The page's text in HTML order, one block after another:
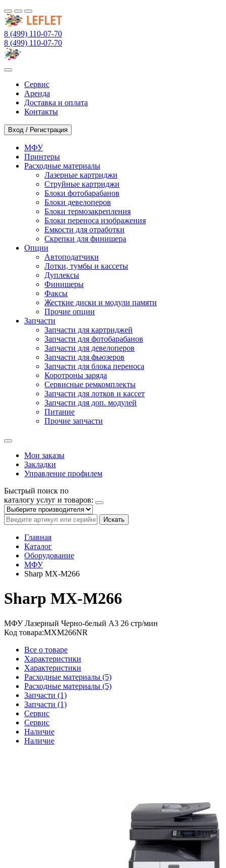
8 (499) 110-07-70
8 (499) 110-07-70
Сервис
Аренда
Доставка и оплата
Контакты
Вход / Регистрация
МФУ
Принтеры
Расходные материалы
Лазерные картриджи
Струйные картриджи
Блоки фотобарабанов
Блоки девелоперов
Блоки термозакрепления
Блоки переноса изображения
Емкости для отработки
Скрепки для финишера
Опции
Автоподатчики
Лотки, тумбы и кассеты
Дуплексы
Финишеры
Факсы
Жесткие диски и модули памяти
Прочие опции
Запчасти
Запчасти для картриджей
Запчасти для фотобарабанов
Запчасти для девелоперов
Запчасти для фьюзеров
Запчасти для блока переноса
Коротроны заряда
Сервисные ремкомплекты
Запчасти для лотков и кассет
Запчасти для доп. модулей
Питание
Прочие запчасти
Мои заказы
Закладки
Управление профилем
Быстрый поиск по
каталогу услуг и товаров:
Искать
Главная
Каталог
Оборудование
МФУ
Sharp MX-M266
Sharp MX-M266
МФУ Лазерный Черно-белый A3 26 стр/мин
Код товара:MXM266NR
Все о товаре
Характеристики
Характеристики
Расходные материалы (5)
Расходные материалы (5)
Запчасти (1)
Запчасти (1)
Сервис
Сервис
Наличие
Наличие